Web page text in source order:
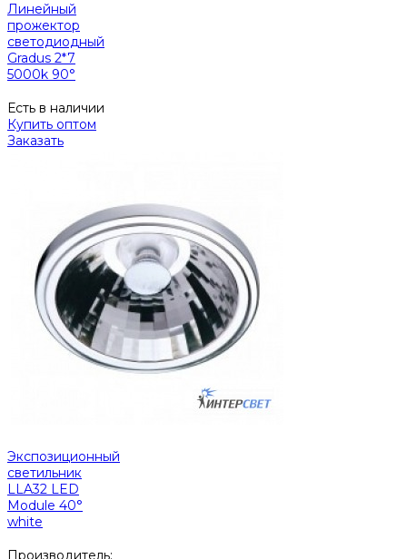
Линейный
прожектор
светодиодный
Gradus 2*7
5000k 90°
Есть в наличии
Купить оптом
Заказать
Экспозиционный
светильник
LLA32 LED
Module 40°
white
Производитель: